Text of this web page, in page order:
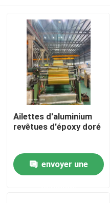
À la maison
Produits
Ailettes d'aluminium
revêtues d'époxy doré
envoyer une